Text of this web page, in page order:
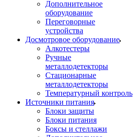
Дополнительное
оборудование
Переговорные
устройства
Досмотровое оборудование
Алкотестеры
Ручные
металлодетекторы
Стационарные
металлодетекторы
Температурный контроль
Источники питания
Блоки защиты
Блоки питания
Боксы и стеллажи